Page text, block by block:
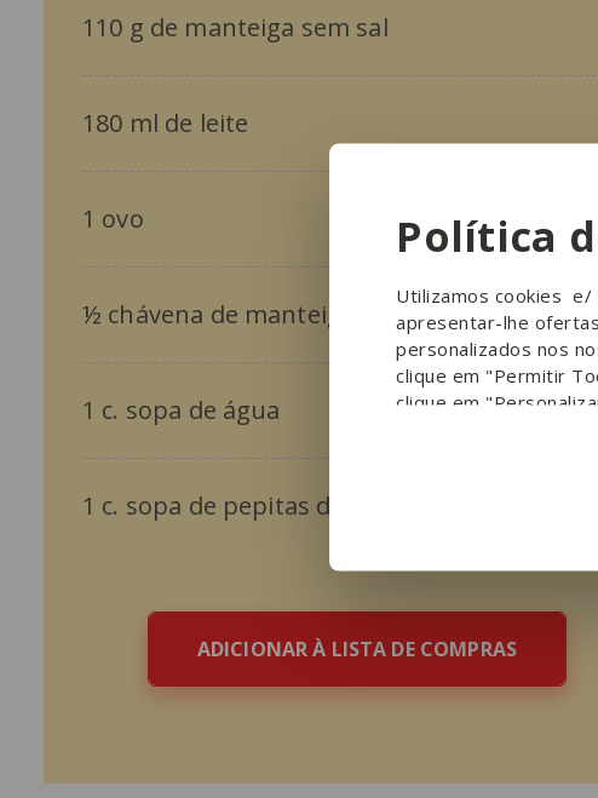
Política
Utilizamos cookies e/
apresentar-lhe
personalizados nos
clique em "Permitir
clique em
110 g de manteiga sem sal
180 ml de leite
1 ovo
½ chávena de manteiga de amendoim
1 c. sopa de água
1 c. sopa de pepitas de chocolate
ADICIONAR À LISTA DE COMPRAS